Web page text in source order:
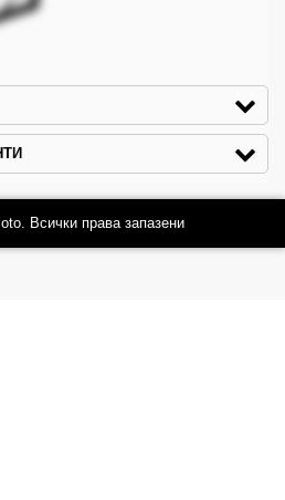
Всички права запазени